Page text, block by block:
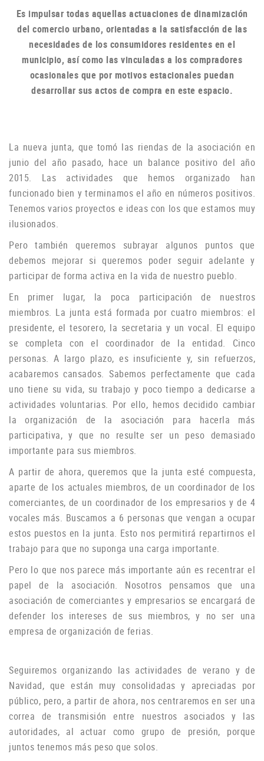
Es impulsar todas aquellas actuaciones de dinamización
del comercio urbano, orientadas a la satisfacción de las
necesidades de los consumidores residentes en el
municipio, así como las vinculadas a los compradores
ocasionales que por motivos estacionales puedan
desarrollar sus actos de compra en este espacio.
La nueva junta, que tomó las riendas de la asociación en
junio del año pasado, hace un balance positivo del año
2015. Las actividades que hemos organizado han
funcionado bien y terminamos el año en números positivos.
Tenemos varios proyectos e ideas con los que estamos muy
ilusionados.
Pero también queremos subrayar algunos puntos que
debemos mejorar si queremos poder seguir adelante y
participar de forma activa en la vida de nuestro pueblo.
En primer lugar, la poca participación de nuestros
miembros. La junta está formada por cuatro miembros: el
presidente, el tesorero, la secretaria y un vocal. El equipo
se completa con el coordinador de la entidad. Cinco
personas. A largo plazo, es insuficiente y, sin refuerzos,
acabaremos cansados.Sabemos perfectamente que cada
uno tiene su vida, su trabajo y poco tiempo a dedicarse a
actividades voluntarias. Por ello, hemos decidido cambiar
la organización de la asociación para hacerla más
participativa, y que no resulte ser un peso demasiado
importante para sus miembros.
A partir de ahora, queremos que la junta esté compuesta,
aparte de los actuales miembros, de un coordinador de los
comerciantes, de un coordinador de los empresarios y de 4
vocales más. Buscamos a 6 personas que vengan a ocupar
estos puestos en la junta. Esto nos permitirá repartirnos el
trabajo para que no suponga una carga importante.
Pero lo que nos parece más importante aún es recentrar el
papel de la asociación. Nosotros pensamos que una
asociación de comerciantes y empresarios se encargará de
defender los intereses de sus miembros, y no ser una
empresa de organización de ferias.
Seguiremos organizando las actividades de verano y de
Navidad, que están muy consolidadas y apreciadas por
público, pero, a partir de ahora, nos centraremos en ser una
correa de transmisión entre nuestros asociados y las
autoridades, al actuar como grupo de presión, porque
juntos tenemos más peso que solos.